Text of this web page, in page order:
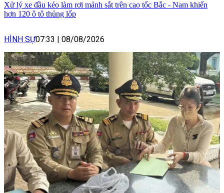
Xử lý xe đầu kéo làm rơi mảnh sắt trên cao tốc Bắc - Nam khiến
hơn 120 ô tô thủng lốp
HÌNH SỰ07:33 08/08/2026